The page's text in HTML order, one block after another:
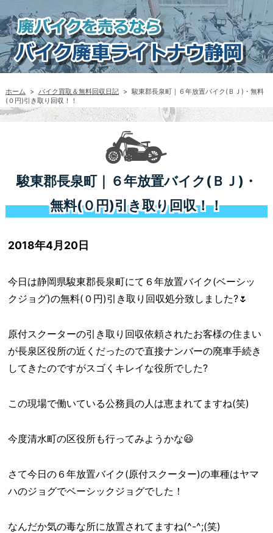
ホーム > バイク買取＆無料回収日記 > 駿東郡長泉町｜６年放置バイク(ＢＪ)・無料
(０円)引き取り回収！！
駿東郡長泉町｜６年放置バイク(ＢＪ)・
無料(０円)引き取り回収！！
2018年4月20日
今日は静岡県駿東郡長泉町にて６年放置バイク(ベーシッ
クジョグ)の無料(０円)引き取り回収処分致しました?🌷
原付スクーターの引き取り回収依頼されたお客様の住まい
が長泉区役所の近くだったので直接ナンバーの廃車手続き
してきたのですがスゴくキレイな役所でした?
この現場で働いている公務員の人は恵まれてますね(笑)
今度清水町の区役所も行ってみようかな😃
さて今日の６年放置バイク(原付スクーター)の車種はヤマ
ハのジョグでベーシックジョグでした！
なんだか気の毒な所に放置されてますね(^-^;(笑)